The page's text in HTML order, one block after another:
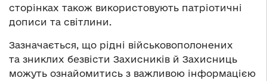
сторінках також використовують патріотичні
дописи та світлини.
Зазначається, що рідні військовополонених
та зниклих безвісти Захисників й Захисниць
можуть ознайомитись з важливою інформацією